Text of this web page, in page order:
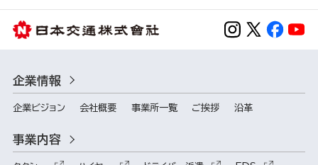
企業情報
企業ビジョン 会社概要 事業所一覧 ご挨拶 沿革
事業内容